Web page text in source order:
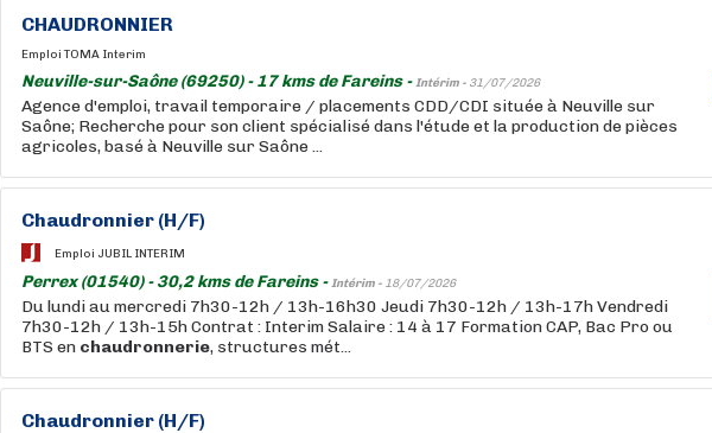
CHAUDRONNIER
Emploi TOMA Interim
Neuville-sur-Saône (69250) - 17 kms de Fareins -Intérim - 31/07/2026
Agence d'emploi, travail temporaire / placements CDD/CDI située à Neuville sur
Saône; Recherche pour son client spécialisé dans l'étude et la production de pièces
agricoles, basé à Neuville sur Saône ...
Chaudronnier (H/F)
Emploi JUBIL INTERIM
Perrex (01540) - 30,2 kms de Fareins -Intérim - 18/07/2026
Du lundi au mercredi 7h30-12h / 13h-16h30 Jeudi 7h30-12h / 13h-17h Vendredi
7h30-12h / 13h-15h Contrat : Interim Salaire : 14 à 17 Formation CAP, Bac Pro ou
BTS en chaudronnerie, structures mét...
Chaudronnier (H/F)